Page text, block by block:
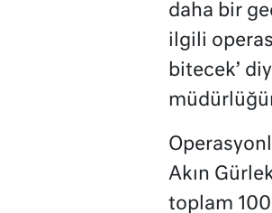
daha bir
ilgili
bitecek’
Akın
toplam 100